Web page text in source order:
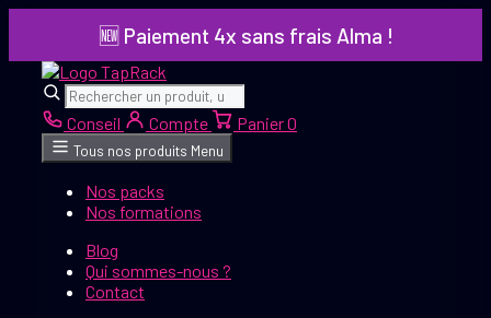
contenu
🆕 Paiement 4x sans frais Alma !
Rechercher Rechercher
Conseil Compte Panier0
Tous nos produits Menu
Nos packs
Nos formations
Blog
Qui sommes-nous ?
Contact